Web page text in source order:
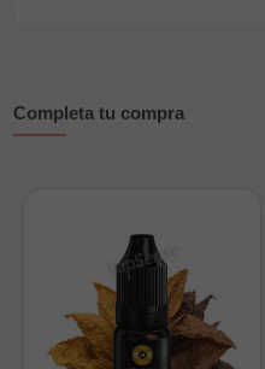
Características principales
Composición:
selección de
Marca: Drops.
Gama:Signature.
Completa tu compra